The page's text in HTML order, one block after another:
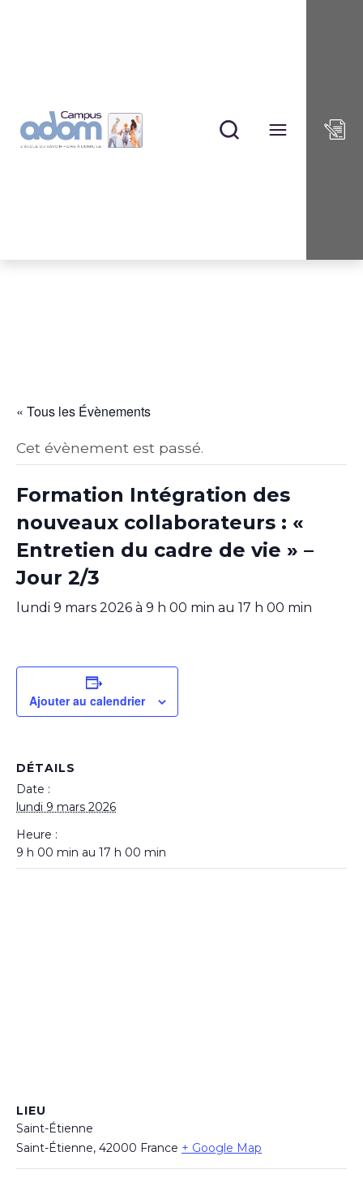
« Tous les Évènements
Cet évènement est passé.
Formation Intégration des
nouveaux collaborateurs : «
Entretien du cadre de vie » –
Jour 2/3
lundi 9 mars 2026 à 9 h 00 min au 17 h 00 min
Ajouter au calendrier
DÉTAILS
Date :
lundi 9 mars 2026
Heure :
9 h 00 min au 17 h 00 min
LIEU
Saint-Étienne
Saint-Étienne, 42000 France + Google Map